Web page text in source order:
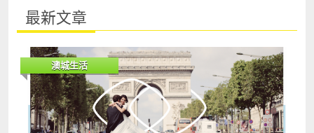
1Gbps（原價：$580）WiFi 7 全屋覆蓋：包 1 2 專屬
設備組合（原價：$7,000）星級服務：免安裝費、專人
特快上門、24 小時支援服務加碼送：6 個月 myTV
Gold（原價：$528）或以 $120 優惠價加購 Home
Media 電視盒子（連 6 個月 myTV Gold）（原價：
$1,408）查詢快線：8891 5377 另外，手機都可以免費
下載 CTM Home Media App，配合埋 CTM 5.5G 5GA
極速網絡，隨時隨地睇到精彩內容！立即下載：
httpss.ctm.netrilQk
節慶盛事 環保自然
最新文章
澳城生活